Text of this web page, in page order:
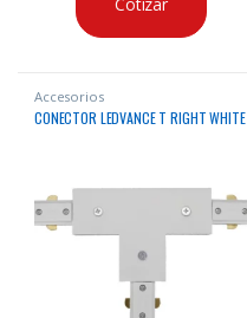
Accesorios
CONECTOR LEDVANCE T RIGHT WHITE